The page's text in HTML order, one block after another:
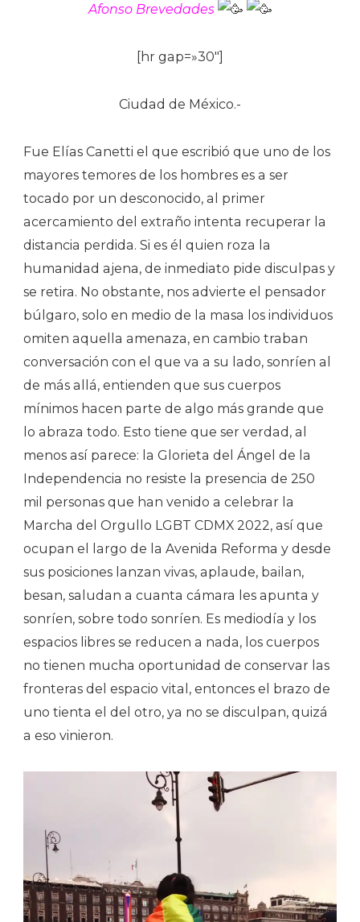
Afonso Brevedades
[hr gap=»30″]
Ciudad de México.-
Fue Elías Canetti el que escribió que uno de los
mayores temores de los hombres es a ser
tocado por un desconocido, al primer
acercamiento del extraño intenta recuperar la
distancia perdida. Si es él quien roza la
humanidad ajena, de inmediato pide disculpas y
se retira. No obstante, nos advierte el pensador
búlgaro, solo en medio de la masa los individuos
omiten aquella amenaza, en cambio traban
conversación con el que va a su lado, sonríen al
de más allá, entienden que sus cuerpos
mínimos hacen parte de algo más grande que
lo abraza todo. Esto tiene que ser verdad, al
menos así parece: la Glorieta del Ángel de la
Independencia no resiste la presencia de 250
mil personas que han venido a celebrar la
Marcha del Orgullo LGBT CDMX 2022, así que
ocupan el largo de la Avenida Reforma y desde
sus posiciones lanzan vivas, aplaude, bailan,
besan, saludan a cuanta cámara les apunta y
sonríen, sobre todo sonríen. Es mediodía y los
espacios libres se reducen a nada, los cuerpos
no tienen mucha oportunidad de conservar las
fronteras del espacio vital, entonces el brazo de
uno tienta el del otro, ya no se disculpan, quizá
a eso vinieron.